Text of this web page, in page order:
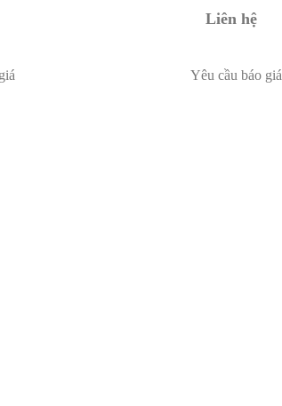
Liên hệ
Yêu cầu báo giá